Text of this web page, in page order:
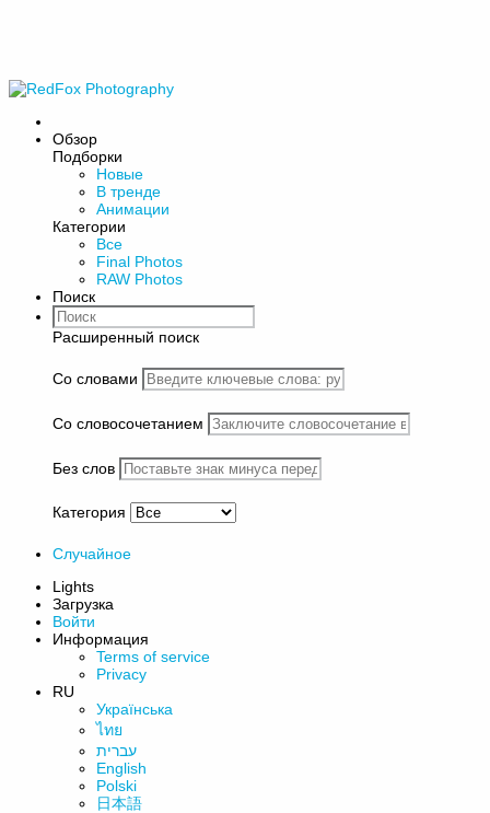
Обзор
Подборки
Новые
В тренде
Анимации
Категории
Все
Final Photos
RAW Photos
Поиск
Расширенный поиск
Со словами
Со словосочетанием
Без слов
Категория
Случайное
Lights
Загрузка
Войти
Информация
Terms of service
Privacy
RU
Українська
ไทย
עברית
English
Polski
日本語